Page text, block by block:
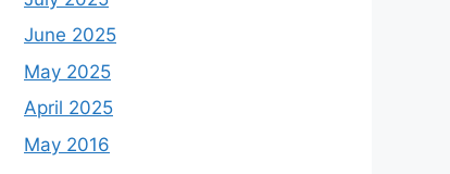
June 2025
May 2025
April 2025
May 2016